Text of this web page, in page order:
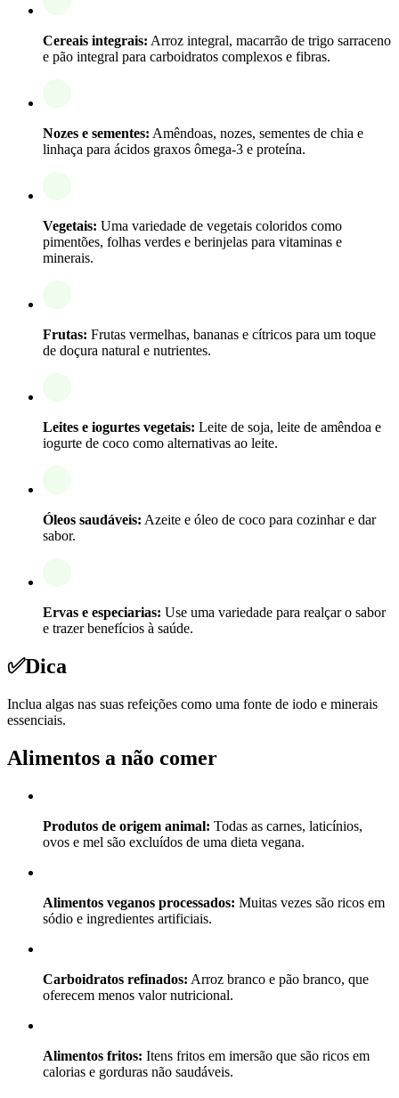
Cereais integrais: Arroz integral, macarrão de trigo sarraceno
e pão integral para carboidratos complexos e fibras.
Nozes e sementes: Amêndoas, nozes, sementes de chia e
linhaça para ácidos graxos ômega-3 e proteína.
Vegetais: Uma variedade de vegetais coloridos como
pimentões, folhas verdes e berinjelas para vitaminas e
minerais.
Frutas: Frutas vermelhas, bananas e cítricos para um toque
de doçura natural e nutrientes.
Leites e iogurtes vegetais: Leite de soja, leite de amêndoa e
iogurte de coco como alternativas ao leite.
Óleos saudáveis: Azeite e óleo de coco para cozinhar e dar
sabor.
Ervas e especiarias: Use uma variedade para realçar o sabor
e trazer benefícios à saúde.
✅Dica
Inclua algas nas suas refeições como uma fonte de iodo e minerais
essenciais.
Alimentos a não comer
Produtos de origem animal: Todas as carnes, laticínios,
ovos e mel são excluídos de uma dieta vegana.
Alimentos veganos processados: Muitas vezes são ricos em
sódio e ingredientes artificiais.
Carboidratos refinados: Arroz branco e pão branco, que
oferecem menos valor nutricional.
Alimentos fritos: Itens fritos em imersão que são ricos em
calorias e gorduras não saudáveis.